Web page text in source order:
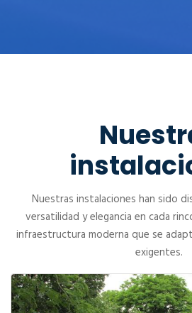
Nuestras instalaciones han sido
versatilidad y elegancia en cada
infraestructura moderna que se
exigentes.